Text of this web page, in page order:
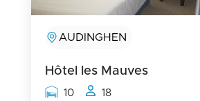
AUDINGHEN
Hôtel les Mauves
Rooms capacity
10 People capacity
18